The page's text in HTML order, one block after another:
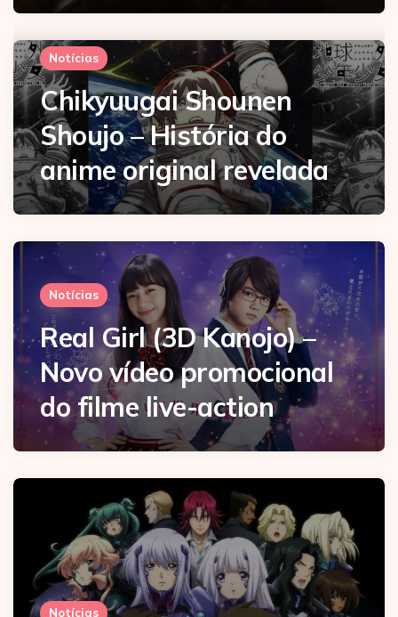
Notícias
Chikyuugai Shounen
Shoujo – História do
anime original revelada
Notícias
Real Girl (3D Kanojo) –
Novo vídeo promocional
do filme live-action
Notícias